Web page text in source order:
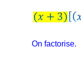
On factorise.